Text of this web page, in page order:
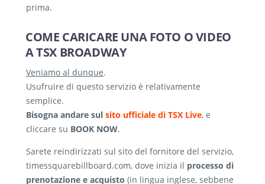
prima.
COME CARICARE UNA FOTO O VIDEO
A TSX BROADWAY
Veniamo al dunque.
Usufruire di questo servizio è relativamente
semplice.
Bisogna andare sul sito ufficiale di TSX Live, e
cliccare su BOOK NOW.
Sarete reindirizzati sul sito del fornitore del servizio,
timessquarebillboard.com, dove inizia il processo di
prenotazione e acquisto (in lingua inglese, sebbene